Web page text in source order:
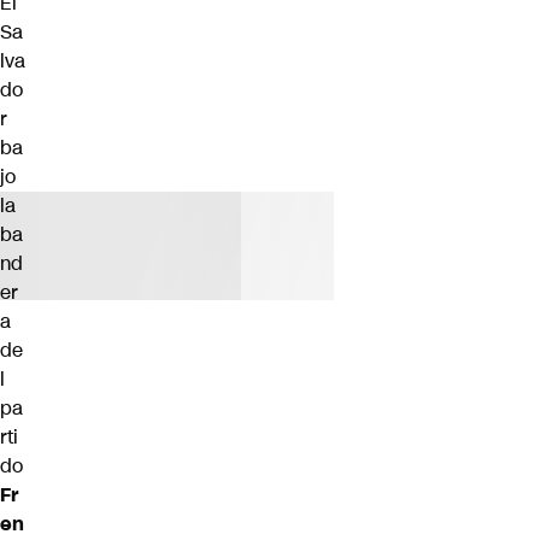
Sa
lva
do
r
ba
jo
la
ba
nd
er
a
de
l
pa
rti
do
Fr
en